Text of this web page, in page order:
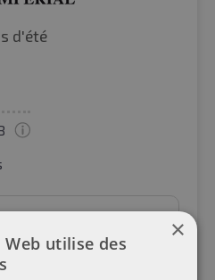
d'été
×
Web utilise des